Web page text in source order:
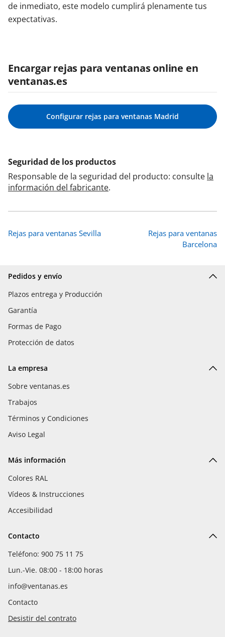
de inmediato, este modelo cumplirá plenamente tus
expectativas.
Encargar rejas para ventanas online en
ventanas.es
Configurar rejas para ventanas Madrid
Seguridad de los productos
Responsable de la seguridad del producto: consulte la
información del fabricante.
Rejas para ventanas Sevilla
Rejas para ventanas
Barcelona
Pedidos y envío
Plazos entrega y Producción
Garantía
Formas de Pago
Protección de datos
La empresa
Sobre ventanas.es
Trabajos
Términos y Condiciones
Aviso Legal
Más información
Colores RAL
Vídeos & Instrucciones
Accesibilidad
Contacto
Teléfono: 900 75 11 75
Lun.-Vie. 08:00 - 18:00 horas
info@ventanas.es
Contacto
Desistir del contrato